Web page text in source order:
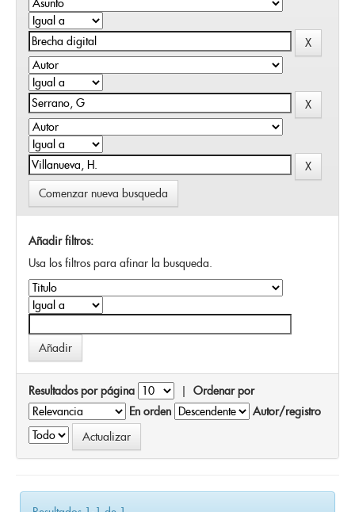
Comenzar nueva busqueda
Añadir filtros:
Usa los filtros para afinar la busqueda.
Resultados por página | Ordenar por
En orden
Autor/registro